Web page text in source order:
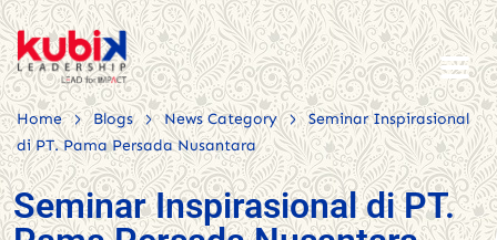
Home > Blogs > News Category >
Seminar Inspirasional
di PT. Pama Persada Nusantara
Seminar Inspirasional di PT.